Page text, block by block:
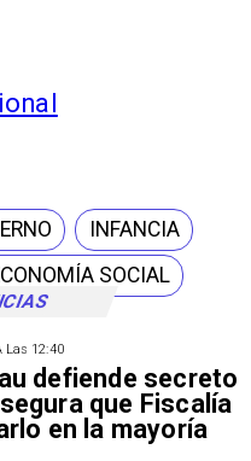
Las 12:40
defiende secreto
que Fiscalía
en la mayoría
INFANCIA
SOCIAL